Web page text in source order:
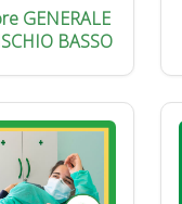
GENERALE
BASSO